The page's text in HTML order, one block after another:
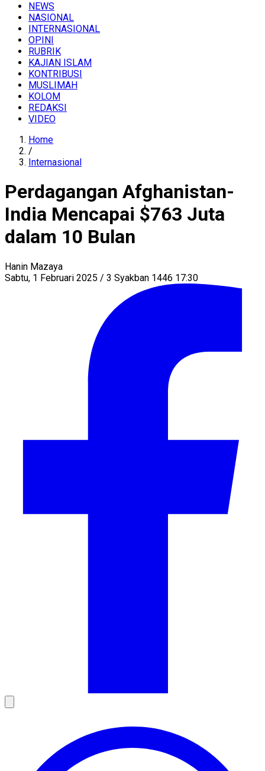
NEWS
NASIONAL
INTERNASIONAL
OPINI
RUBRIK
KAJIAN ISLAM
KONTRIBUSI
MUSLIMAH
KOLOM
REDAKSI
VIDEO
Home
/
Internasional
Perdagangan Afghanistan-
India Mencapai $763 Juta
dalam 10 Bulan
Hanin Mazaya
Sabtu, 1 Februari 2025 / 3 Syakban 1446 17:30